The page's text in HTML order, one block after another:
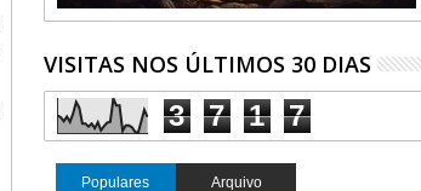
VISITAS NOS ÚLTIMOS 30 DIAS
3 7 1 7
Populares Arquivo